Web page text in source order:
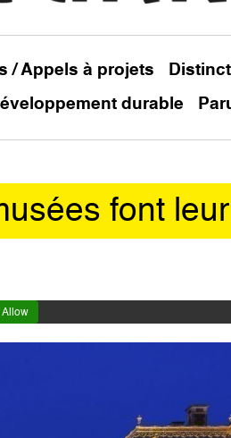
/ Appels à projets
durable
font
Allow